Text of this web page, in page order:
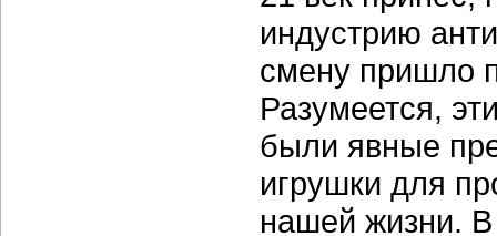
индустрию
смену пришло
Разумеется,
были явные
игрушки для
нашей жизни.